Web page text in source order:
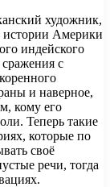
художник,
истории Америки
индейского
с
и наверное,
кому его
Теперь такие
которые по
своё
речи, тогда